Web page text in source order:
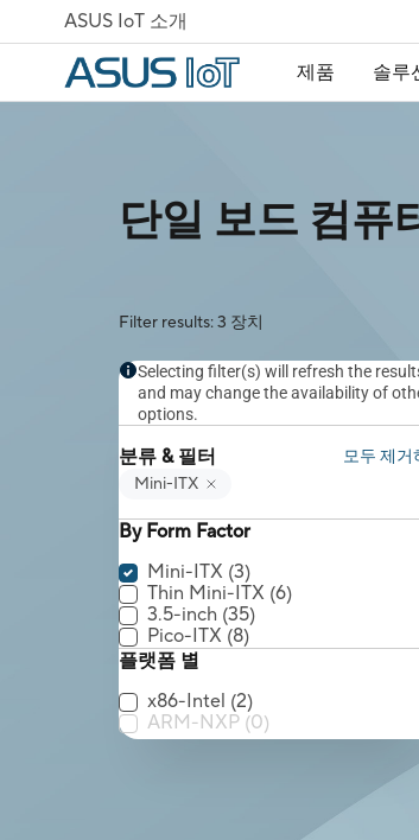
ASUS IoT 소개
제품 솔루
단일 보드 컴퓨
Filter results: 3 장치
Selecting filter(s) will refresh the
and may change the availability of
options.
분류 & 필터
모두 제거
Mini-ITX
By Form Factor
Mini-ITX (3)
Thin Mini-ITX (6)
3.5-inch (35)
Pico-ITX (8)
플랫폼 별
x86-Intel (2)
ARM-NXP (0)